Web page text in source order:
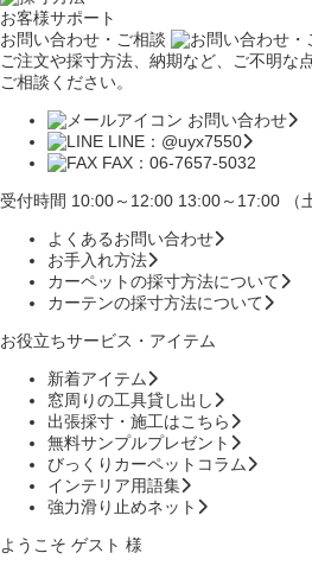
お客様サポート
お問い合わせ・ご相談
ご注文や採寸方法、納期など、ご不明な
ご相談ください。
お問い合わせ
LINE：@uyx7550
FAX：06-7657-5032
受付時間 10:00～12:00 13:00～17:00 （
よくあるお問い合わせ
お手入れ方法
カーペットの採寸方法について
カーテンの採寸方法について
お役立ちサービス・アイテム
新着アイテム
窓周りの工具貸し出し
出張採寸・施工はこちら
無料サンプルプレゼント
びっくりカーペットコラム
インテリア用語集
強力滑り止めネット
ようこそ ゲスト 様